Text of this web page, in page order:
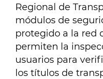
Regional de
módulos de
protegido a la red
permiten la
usuarios para
los títulos de